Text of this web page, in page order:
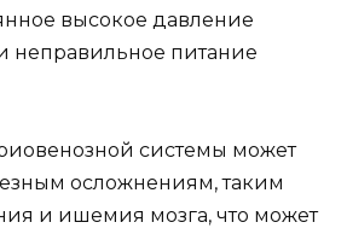
высокое давление
неправильное питание
системы может
осложнениям, таким
и ишемия мозга, что может